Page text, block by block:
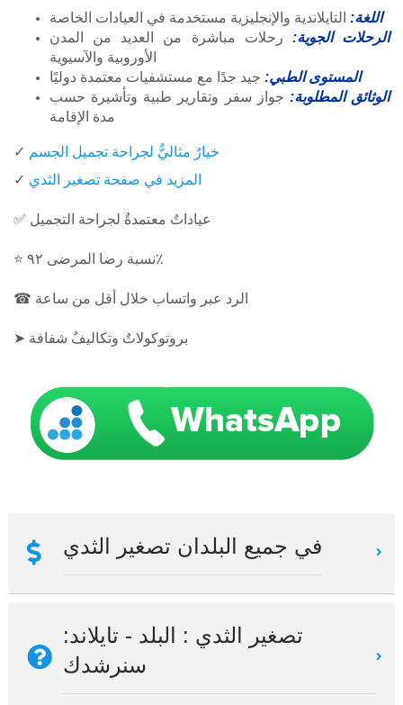
اللغة: التايلاندية والإنجليزية مستخدمة في العيادات الخاصة
الرحلات الجوية: رحلات مباشرة من العديد من المدن
الأوروبية والآسيوية
المستوى الطبي: جيد جدًا مع مستشفيات معتمدة دوليًا
الوثائق المطلوبة: جواز سفر وتقارير طبية وتأشيرة حسب
مدة الإقامة
✓ خيارٌ مثاليٌّ لجراحة تجميل الجسم
✓ المزيد في صفحة تصغير الثدي
✅ عياداتٌ معتمدةٌ لجراحة التجميل
⭐ نسبة رضا المرضى ٩٢٪
☎ الرد عبر واتساب خلال أقل من ساعة
➤ بروتوكولاتٌ وتكاليفٌ شفافة
في جميع البلدان تصغير الثدي
تصغير الثدي : البلد - تايلاند:
سنرشدك